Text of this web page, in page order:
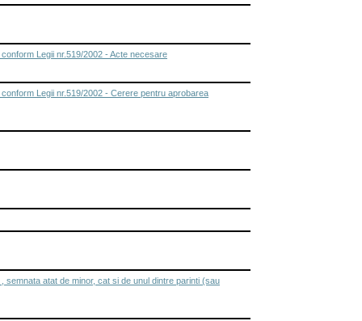
Legii nr.519/2002 - Acte necesare
Legii nr.519/2002 - Cerere pentru aprobarea
semnata atat de minor, cat si de unul dintre parinti (sau